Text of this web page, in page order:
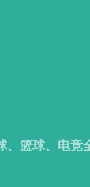
、篮球、电竞